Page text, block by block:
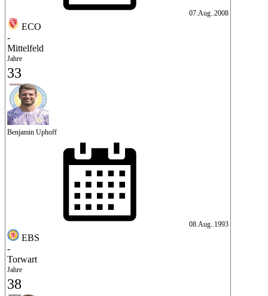
07.Aug..2008
ECO
-
Mittelfeld
Jahre
33
Benjamin Uphoff
08.Aug..1993
EBS
-
Torwart
Jahre
38